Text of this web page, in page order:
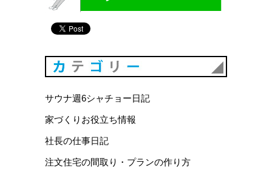
サウナ週6シャチョー日記
家づくりお役立ち情報
社長の仕事日記
注文住宅の間取り・プランの作り方